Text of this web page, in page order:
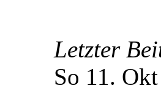
Letzter
So 11.